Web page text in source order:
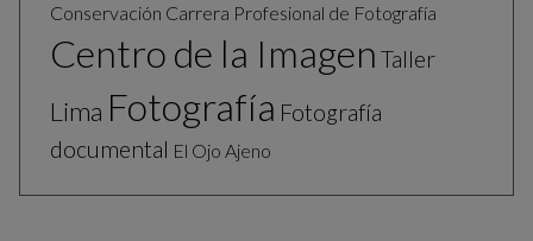
Conservación Carrera Profesional de Fotografía
Centro de la Imagen Taller
Lima Fotografía Fotografía
documental El Ojo Ajeno